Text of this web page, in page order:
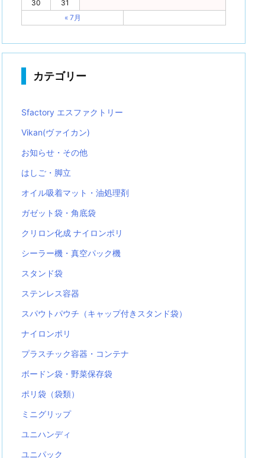
30
31
« 7月
カテゴリー
Sfactory エスファクトリー
Vikan(ヴァイカン)
お知らせ・その他
はしご・脚立
オイル吸着マット・油処理剤
ガゼット袋・角底袋
クリロン化成 ナイロンポリ
シーラー機・真空パック機
スタンド袋
ステンレス容器
スパウトパウチ（キャップ付きスタンド袋）
ナイロンポリ
プラスチック容器・コンテナ
ボードン袋・野菜保存袋
ポリ袋（袋類）
ミニグリップ
ユニハンディ
ユニパック